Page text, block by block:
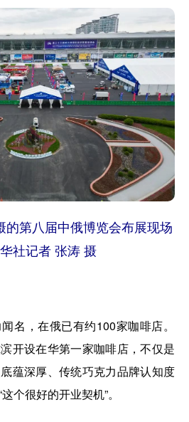
的第八届中俄博览会布展现场
社记者 张涛 摄
，在俄已有约100家咖啡店。
开设在华第一家咖啡店，不仅是
蕴深厚、传统巧克力品牌认知度
个很好的开业契机”。